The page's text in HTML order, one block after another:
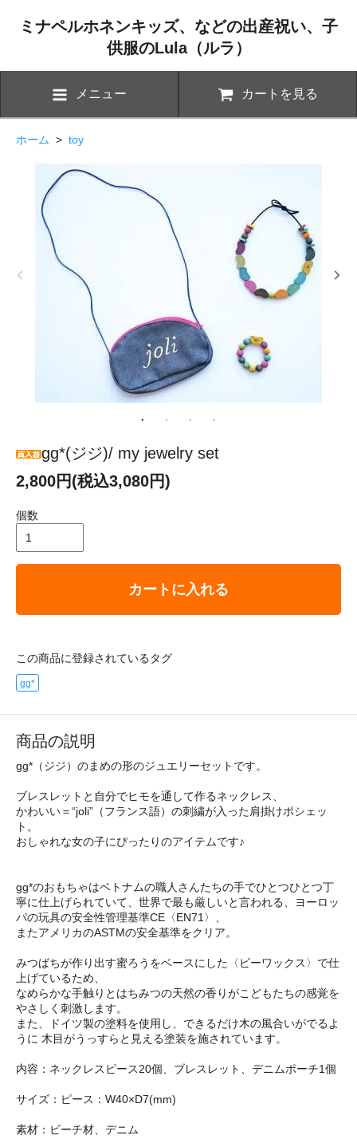
ミナペルホネンキッズ、などの出産祝い、子
供服のLula（ルラ）
メニュー カートを見る
ホーム > toy
gg*(ジジ)/ my jewelry set
2,800円(税込3,080円)
個数
カートに入れる
この商品に登録されているタグ
gg*
商品の説明
gg*（ジジ）のまめの形のジュエリーセットです。
ブレスレットと自分でヒモを通して作るネックレス、
かわいい＝“joli”（フランス語）の刺繍が入った肩掛けポシェッ
ト。
おしゃれな女の子にぴったりのアイテムです♪
gg*のおもちゃはベトナムの職人さんたちの手でひとつひとつ丁
寧に仕上げられていて、世界で最も厳しいと言われる、ヨーロッ
パの玩具の安全性管理基準CE〈EN71〉、
またアメリカのASTMの安全基準をクリア。
みつばちが作り出す蜜ろうをベースにした〈ビーワックス〉で仕
上げているため、
なめらかな手触りとはちみつの天然の香りがこどもたちの感覚を
やさしく刺激します。
また、ドイツ製の塗料を使用し、できるだけ木の風合いがでるよ
うに 木目がうっすらと見える塗装を施されています。
内容：ネックレスピース20個、ブレスレット、デニムポーチ1個
サイズ：ピース：W40×D7(mm)
素材：ビーチ材、デニム